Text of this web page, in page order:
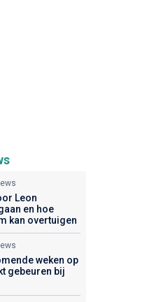
Leon
en hoe
kan overtuigen
weken op
gebeuren bij